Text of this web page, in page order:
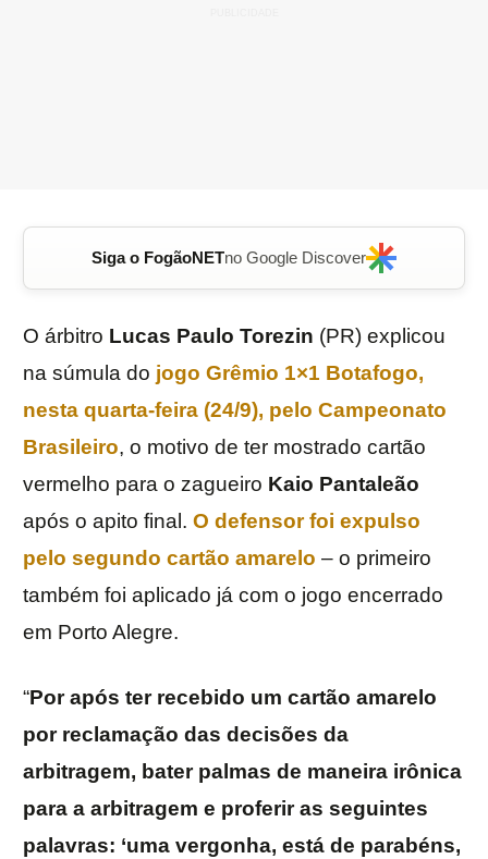
Siga o FogãoNETno Google Discover
O árbitro Lucas Paulo Torezin (PR) explicou
na súmula do jogo Grêmio 1×1 Botafogo,
nesta quarta-feira (24/9), pelo Campeonato
Brasileiro, o motivo de ter mostrado cartão
vermelho para o zagueiro Kaio Pantaleão
após o apito final. O defensor foi expulso
pelo segundo cartão amarelo – o primeiro
também foi aplicado já com o jogo encerrado
em Porto Alegre.
“Por após ter recebido um cartão amarelo
por reclamação das decisões da
arbitragem, bater palmas de maneira irônica
para a arbitragem e proferir as seguintes
palavras: ‘uma vergonha, está de parabéns,